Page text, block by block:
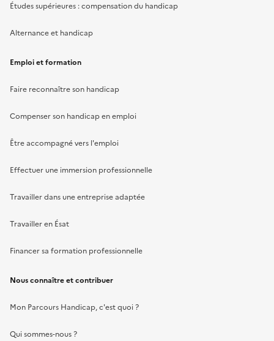
Études supérieures : compensation du handicap
Alternance et handicap
Emploi et formation
Faire reconnaître son handicap
Compenser son handicap en emploi
Être accompagné vers l'emploi
Effectuer une immersion professionnelle
Travailler dans une entreprise adaptée
Travailler en Ésat
Financer sa formation professionnelle
Nous connaître et contribuer
Mon Parcours Handicap, c'est quoi ?
Qui sommes-nous ?